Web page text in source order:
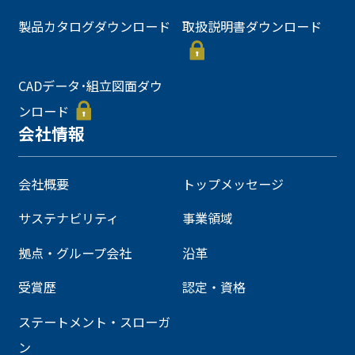
製品カタログダウンロード 取扱説明書ダウンロード
CADデータ･組立図面ダウ
ンロード
会社情報
会社概要
トップメッセージ
サステナビリティ
事業領域
拠点・グループ会社
沿革
受賞歴
認定・資格
ステートメント・スローガ
ン